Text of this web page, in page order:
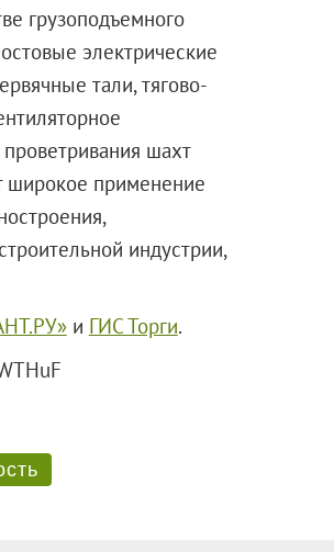
грузоподъемного
электрические
тали, тягово-
шахт
широкое применение
индустрии,
и ГИС Торги.